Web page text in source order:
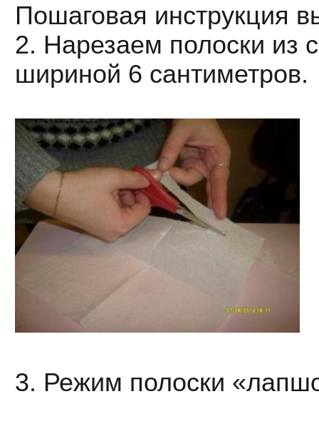
Пошаговая инструкция
2. Нарезаем полоски из
шириной 6 сантиметров.
3. Режим полоски